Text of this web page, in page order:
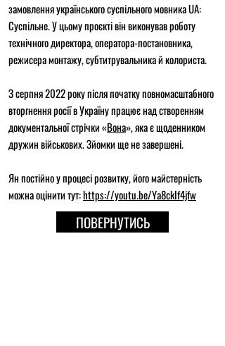
замовлення українського суспільного мовника UA:
Суспільне. У цьому проєкті він виконував роботу
технічного директора, оператора-постановника,
режисера монтажу, субтитрувальника й колориста.
З серпня 2022 року після початку повномасштабного
вторгнення росії в Україну працює над створенням
документальної стрічки «Вона», яка є щоденником
дружин військових. Зйомки ще не завершені.
Ян постійно у процесі розвитку, його майстерність
можна оцінити тут:https://youtu.be/Ya8ckIf4jfw
ПОВЕРНУТИСЬ